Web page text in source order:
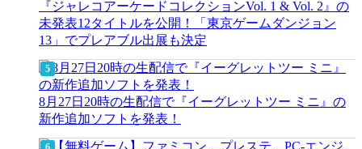
『ジャレコアーケードコレクションVol. 1 & Vol. 2』の
未発表12タイトルを公開！「東京ゲームダンジョン
13」でプレアブル出展も決定
8月27日20時の生配信で『イーグレットツー ミニ』の
新作追加ソフトを発表！